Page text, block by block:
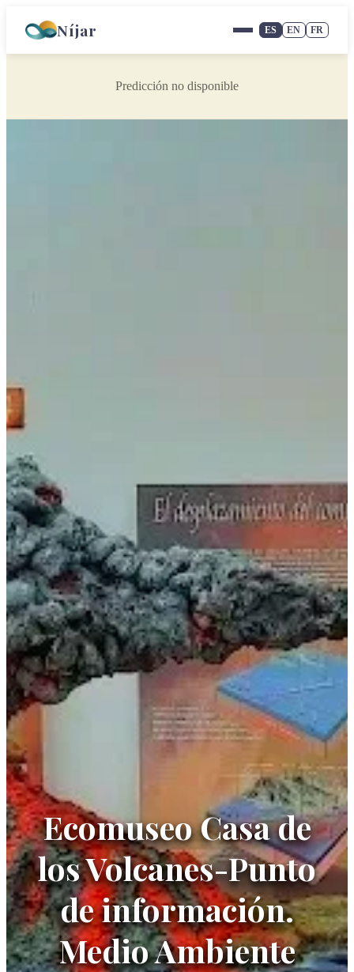
Níjar ES EN FR
Predicción no disponible
Ecomuseo Casa de
los Volcanes-Punto
de información.
Medio Ambiente